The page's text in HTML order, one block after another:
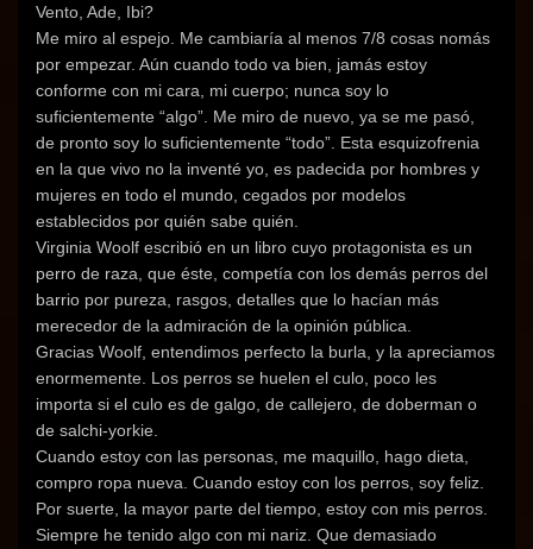
Vento, Ade, Ibi?
Me miro al espejo. Me cambiaría al menos 7/8 cosas nomás
por empezar. Aún cuando todo va bien, jamás estoy
conforme con mi cara, mi cuerpo; nunca soy lo
suficientemente “algo”. Me miro de nuevo, ya se me pasó,
de pronto soy lo suficientemente “todo”. Esta esquizofrenia
en la que vivo no la inventé yo, es padecida por hombres y
mujeres en todo el mundo, cegados por modelos
establecidos por quién sabe quién.
Virginia Woolf escribió en un libro cuyo protagonista es un
perro de raza, que éste, competía con los demás perros del
barrio por pureza, rasgos, detalles que lo hacían más
merecedor de la admiración de la opinión pública.
Gracias Woolf, entendimos perfecto la burla, y la apreciamos
enormemente. Los perros se huelen el culo, poco les
importa si el culo es de galgo, de callejero, de doberman o
de salchi-yorkie.
Cuando estoy con las personas, me maquillo, hago dieta,
compro ropa nueva. Cuando estoy con los perros, soy feliz.
Por suerte, la mayor parte del tiempo, estoy con mis perros.
Siempre he tenido algo con mi nariz. Que demasiado